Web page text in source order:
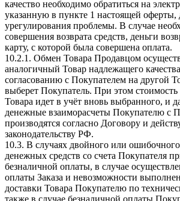
качество необходимо обратиться на
указанную в пункте 1 настоящей оферты,
урегулирования проблемы. В случае
совершения возврата средств, деньги
карту, с которой была совершена оплата.
10.2.1. Обмен Товара Продавцом
аналогичный Товар надлежащего
согласованию с Покупателем на другой
выберет Покупатель. При этом стоимость
Товара идет в учёт вновь выбранного, и
денежные взаиморасчеты Покупателю с
производятся согласно Договору и
законодательству РФ.
10.3. В случаях двойного или
денежных средств со счета Покупателя
безналичной оплаты, в случае
оплаты Заказа и невозможности
доставки Товара Покупателю по
также в случае безналичной оплаты